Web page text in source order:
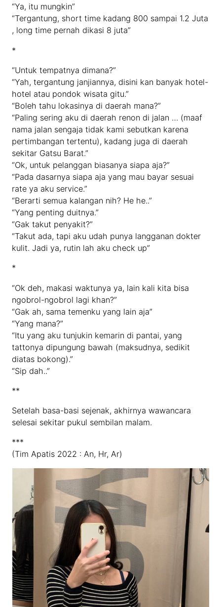
“Ya, itu mungkin”
“Tergantung, short time kadang 800 sampai 1.2 Juta
, long time pernah dikasi 8 juta”
*
“Untuk tempatnya dimana?”
“Yah, tergantung janjiannya, disini kan banyak hotel-
hotel atau pondok wisata gitu.”
“Boleh tahu lokasinya di daerah mana?”
“Paling sering aku di daerah renon di jalan … (maaf
nama jalan sengaja tidak kami sebutkan karena
pertimbangan tertentu), kadang juga di daerah
sekitar Gatsu Barat.”
“Ok, untuk pelanggan biasanya siapa aja?”
“Pada dasarnya siapa aja yang mau bayar sesuai
rate ya aku service.”
“Berarti semua kalangan nih? He he..”
“Yang penting duitnya.”
“Gak takut penyakit?”
“Takut ada, tapi aku udah punya langganan dokter
kulit. Jadi ya, rutin lah aku check up”
*
“Ok deh, makasi waktunya ya, lain kali kita bisa
ngobrol-ngobrol lagi khan?”
“Gak ah, sama temenku yang lain aja”
“Yang mana?”
“Itu yang aku tunjukin kemarin di pantai, yang
tattonya dipungung bawah (maksudnya, sedikit
diatas bokong).”
“Sip dah..”
**
Setelah basa-basi sejenak, akhirnya wawancara
selesai sekitar pukul sembilan malam.
***
(Tim Apatis 2022 : An, Hr, Ar)